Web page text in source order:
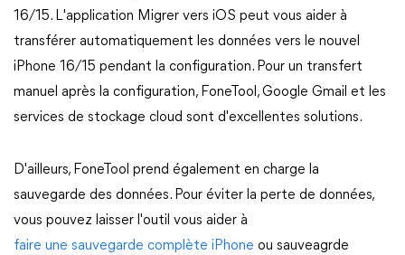
16/15. L'application Migrer vers iOS peut vous aider à
transférer automatiquement les données vers le nouvel
iPhone 16/15 pendant la configuration. Pour un transfert
manuel après la configuration, FoneTool, Google Gmail et les
services de stockage cloud sont d'excellentes solutions.
D'ailleurs, FoneTool prend également en charge la
sauvegarde des données. Pour éviter la perte de données,
vous pouvez laisser l'outil vous aider à
faire une sauvegarde complète iPhone ou sauveagrde